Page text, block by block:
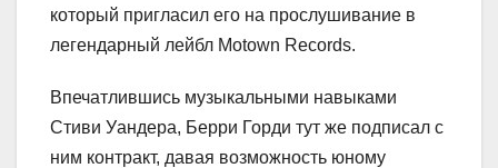
который пригласил его на прослушивание в
легендарный лейбл Motown Records.
Впечатлившись музыкальными навыками
Стиви Уандера, Берри Горди тут же подписал с
ним контракт, давая возможность юному